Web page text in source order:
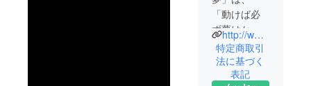
「動けば必
ず夢はかな
う」をモッ
トーに、よ
り良い社会
http://www.dome-co.jp/
特定商取引
法に基づく
表記